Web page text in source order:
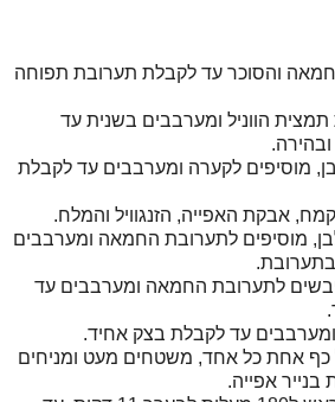
והסוכר עד לקבלת תערובת תפוחה
הווניל ומערבבים בשנית עד
לבן, מוסיפים לקערה ומערבבים עד לקבלת
אבקת האפייה, הזנגוויל והמלח.
שוקולד לבן, מוסיפים לתערובת החמאה ומערבבים
לתערובת החמאה ומערבבים עד
עד לקבלת בצק אחיד.
כף אחת כל אחד, משטחים מעט ומניחים
אפייה.